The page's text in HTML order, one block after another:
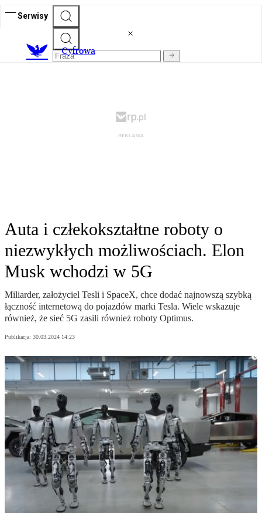
Serwisy
Cyfrowa
Auta i człekokształtne roboty o
niezwykłych możliwościach. Elon
Musk wchodzi w 5G
Miliarder, założyciel Tesli i SpaceX, chce dodać najnowszą szybką
łączność internetową do pojazdów marki Tesla. Wiele wskazuje
również, że sieć 5G zasili również roboty Optimus.
Publikacja: 30.03.2024 14:23